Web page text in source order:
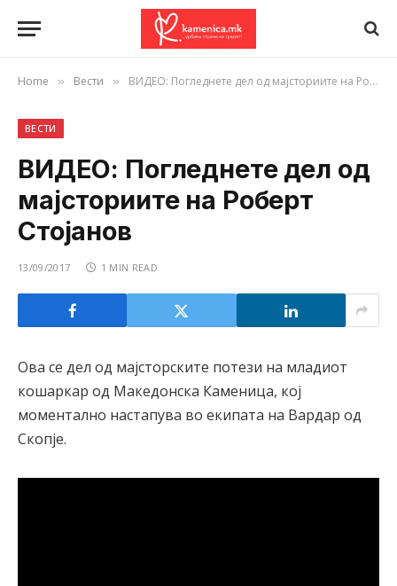
Home » Вести » ВИДЕО: Погледнете дел од мајсториите на Роберт Стојанов
ВЕСТИ
ВИДЕО: Погледнете дел од
мајсториите на Роберт
Стојанов
13/09/2017 1 MIN READ
Ова се дел од мајсторските потези на младиот
кошаркар од Македонска Каменица, кој
моментално настапува во екипата на Вардар од
Скопје.